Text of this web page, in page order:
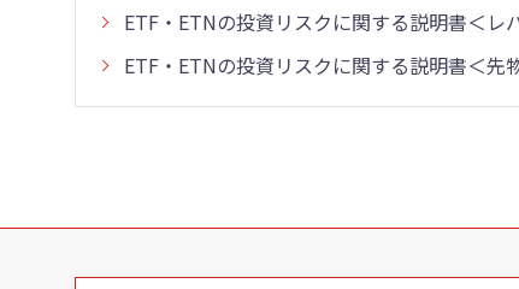
ETF・ETNの投資リスクに関する説明書＜レ
ETF・ETNの投資リスクに関する説明書＜
こ